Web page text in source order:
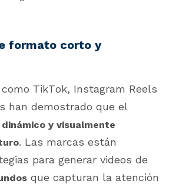
formato corto y
TikTok, Instagram Reels
han demostrado que el
y visualmente
. Las marcas están
para generar videos de
que capturan la atención